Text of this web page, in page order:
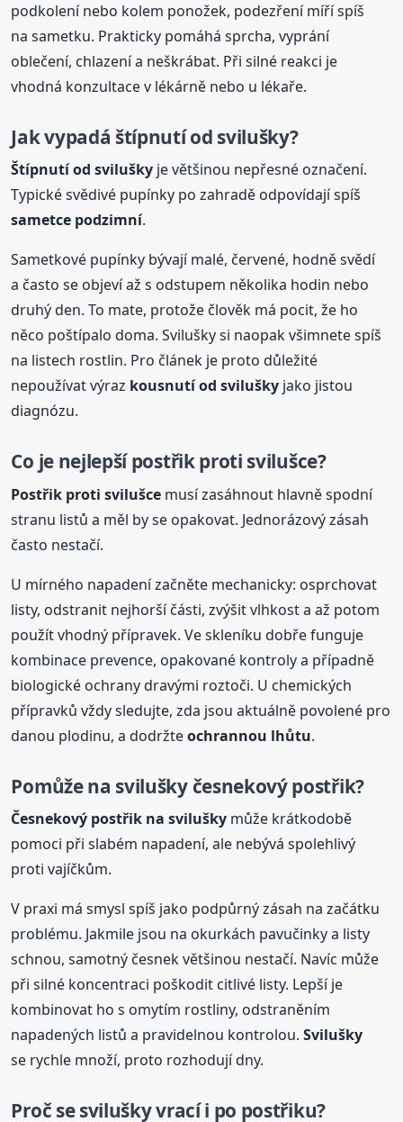
podkolení nebo kolem ponožek, podezření míří spíš
na sametku. Prakticky pomáhá sprcha, vyprání
oblečení, chlazení a neškrábat. Při silné reakci je
vhodná konzultace v lékárně nebo u lékaře.
Jak vypadá štípnutí od svilušky?
Štípnutí od svilušky je většinou nepřesné označení.
Typické svědivé pupínky po zahradě odpovídají spíš
sametce podzimní.
Sametkové pupínky bývají malé, červené, hodně svědí
a často se objeví až s odstupem několika hodin nebo
druhý den. To mate, protože člověk má pocit, že ho
něco poštípalo doma. Svilušky si naopak všimnete spíš
na listech rostlin. Pro článek je proto důležité
nepoužívat výraz kousnutí od svilušky jako jistou
diagnózu.
Co je nejlepší postřik proti svilušce?
Postřik proti svilušce musí zasáhnout hlavně spodní
stranu listů a měl by se opakovat. Jednorázový zásah
často nestačí.
U mírného napadení začněte mechanicky: osprchovat
listy, odstranit nejhorší části, zvýšit vlhkost a až potom
použít vhodný přípravek. Ve skleníku dobře funguje
kombinace prevence, opakované kontroly a případně
biologické ochrany dravými roztoči. U chemických
přípravků vždy sledujte, zda jsou aktuálně povolené pro
danou plodinu, a dodržteochrannou lhůtu.
Pomůže na svilušky česnekový postřik?
Česnekový postřik na svilušky může krátkodobě
pomoci při slabém napadení, ale nebývá spolehlivý
proti vajíčkům.
V praxi má smysl spíš jako podpůrný zásah na začátku
problému. Jakmile jsou na okurkách pavučinky a listy
schnou, samotný česnek většinou nestačí. Navíc může
při silné koncentraci poškodit citlivé listy. Lepší je
kombinovat ho s omytím rostliny, odstraněním
napadených listů a pravidelnou kontrolou.Svilušky
se rychle množí, proto rozhodují dny.
Proč se svilušky vrací i po postřiku?